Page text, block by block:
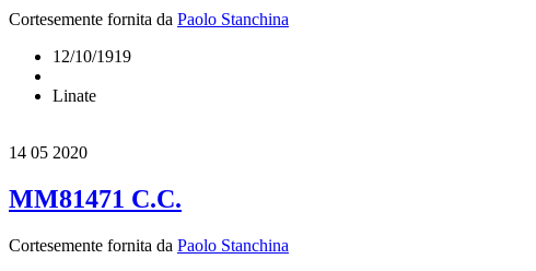
Cortesemente fornita da Paolo Stanchina
12/10/1919
Linate
14 05 2020
MM81471 C.C.
Cortesemente fornita da Paolo Stanchina